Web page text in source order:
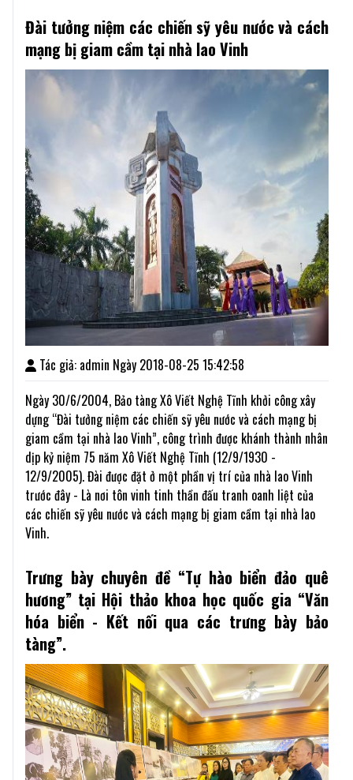
người, chưa từng có cuộc cách mạng nào có ý nghĩa to lớn và
sâu xa như thế.”
Đài tưởng niệm các chiến sỹ yêu nước và cách
mạng bị giam cầm tại nhà lao Vinh
Tác giả: admin Ngày 2018-08-25 15:42:58
Ngày 30/6/2004, Bảo tàng Xô Viết Nghệ Tĩnh khởi công xây
dựng “Đài tưởng niệm các chiến sỹ yêu nước và cách mạng bị
giam cầm tại nhà lao Vinh”, công trình được khánh thành nhân
dịp kỷ niệm 75 năm Xô Viết Nghệ Tĩnh (12/9/1930 -
12/9/2005). Đài được đặt ở một phần vị trí của nhà lao Vinh
trước đây - Là nơi tôn vinh tinh thần đấu tranh oanh liệt của
các chiến sỹ yêu nước và cách mạng bị giam cầm tại nhà lao
Vinh.
Trưng bày chuyên đề “Tự hào biển đảo quê
hương” tại Hội thảo khoa học quốc gia “Văn
hóa biển - Kết nối qua các trưng bày bảo
tàng”.